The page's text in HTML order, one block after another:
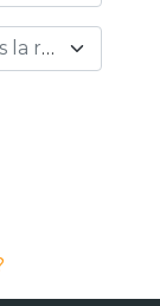
Ta situation actuelle, si tu devais la résumer en 1 mot… *